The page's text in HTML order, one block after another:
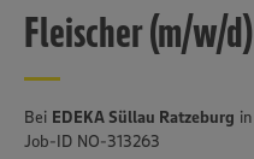
Fleischer (m/w/d)
Bei EDEKA Süllau Ratzeburg in
Job-ID NO-313263